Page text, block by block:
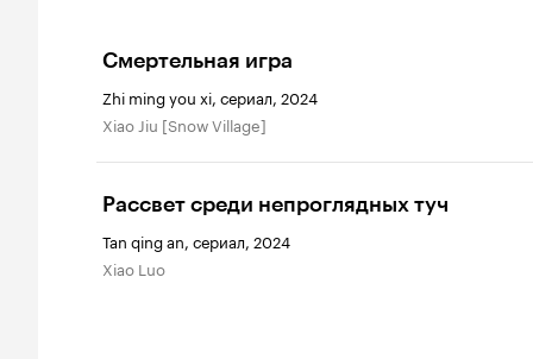
Смертельная игра
Zhi ming you xi, сериал, 2024
Xiao Jiu [Snow Village]
Рассвет среди непроглядных туч
Tan qing an, сериал, 2024
Xiao Luo